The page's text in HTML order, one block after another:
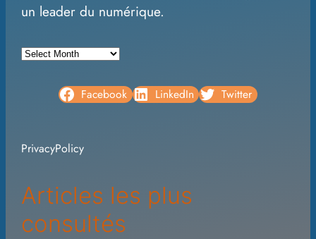
un leader du numérique.
A
v
s
Facebook LinkedIn Twitter
PrivacyPolicy
Articles les plus
consultés